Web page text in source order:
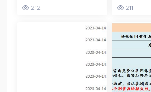
网盘资源打包下载
212
源打包下载
211